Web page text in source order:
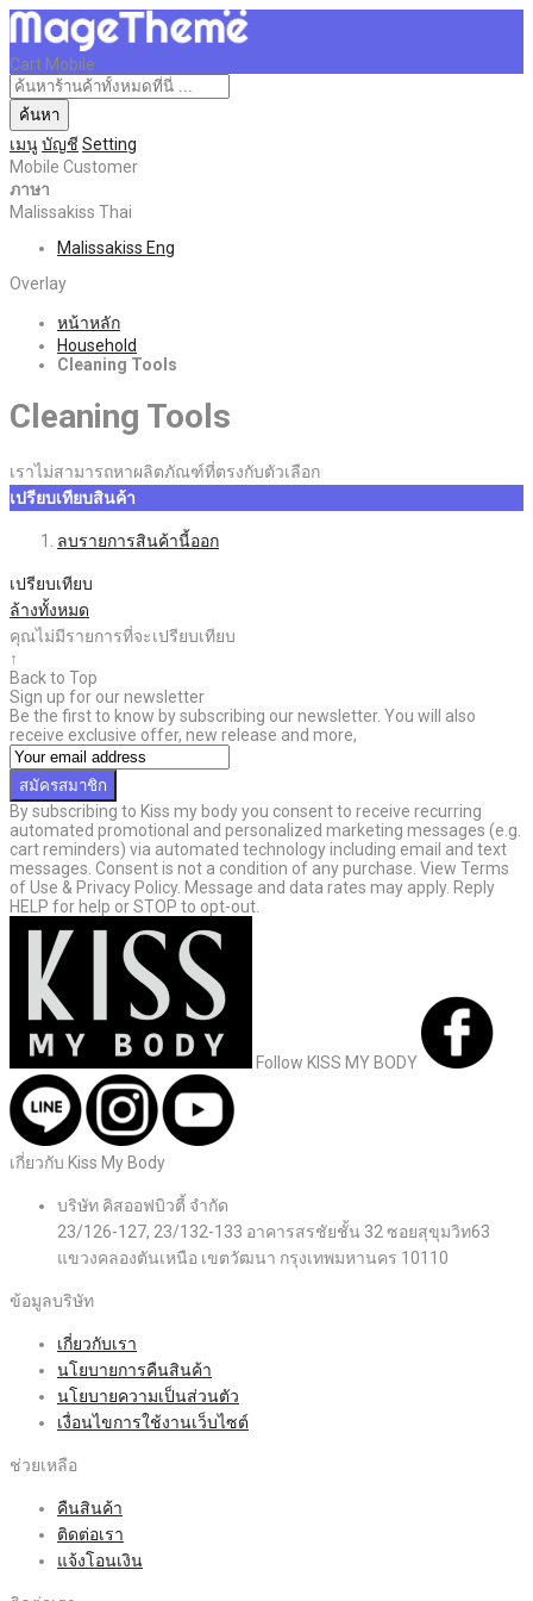
Cart Mobile
ค้นหา
เมนูบัญชี Setting
Mobile Customer
ภาษา
Malissakiss Thai
Malissakiss Eng
Overlay
หน้าหลัก
Household
Cleaning Tools
Cleaning Tools
เราไม่สามารถหาผลิตภัณฑ์ที่ตรงกับตัวเลือก
เปรียบเทียบสินค้า
ลบรายการสินค้านี้ออก
เปรียบเทียบ
ล้างทั้งหมด
คุณไม่มีรายการที่จะเปรียบเทียบ
↑
Back to Top
Sign up for our newsletter
Be the first to know by subscribing our newsletter. You will also
receive exclusive offer, new release and more,
สมัครสมาชิก
By subscribing to Kiss my body you consent to receive recurring
automated promotional and personalized marketing messages (e.g.
cart reminders) via automated technology including email and text
messages. Consent is not a condition of any purchase. View Terms
of Use & Privacy Policy. Message and data rates may apply. Reply
HELP for help or STOP to opt-out.
Follow KISS MY BODY
เกี่ยวกับ Kiss My Body
บริษัท คิสออฟบิวตี้ จำกัด
23/126-127, 23/132-133 อาคารสรชัยชั้น 32 ซอยสุขุมวิท63
แขวงคลองตันเหนือ เขตวัฒนา กรุงเทพมหานคร 10110
ข้อมูลบริษัท
เกี่ยวกับเรา
นโยบายการคืนสินค้า
นโยบายความเป็นส่วนตัว
เงื่อนไขการใช้งานเว็บไซต์
ช่วยเหลือ
คืนสินค้า
ติดต่อเรา
แจ้งโอนเงิน